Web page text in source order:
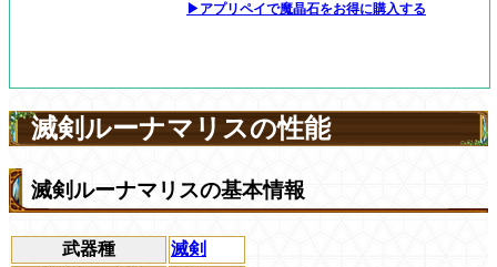
▶アプリペイで魔晶石をお得に購入する
滅剣ルーナマリスの性能
滅剣ルーナマリスの基本情報
武器種
滅剣